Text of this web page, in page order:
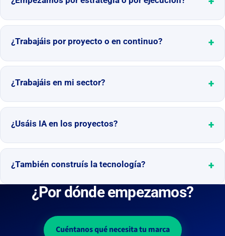
¿Trabajáis por proyecto o en continuo?
¿Trabajáis en mi sector?
¿Usáis IA en los proyectos?
¿También construís la tecnología?
¿Por dónde empezamos?
Cuéntanos qué necesita tu marca